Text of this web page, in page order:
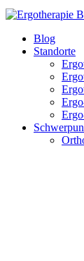
Blog
Standorte